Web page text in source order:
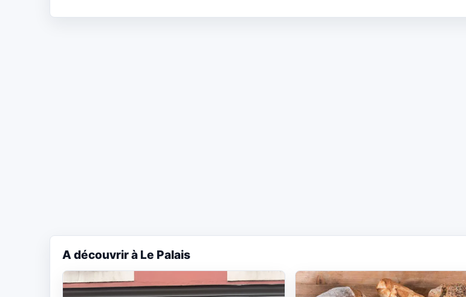
A découvrir à Le Palais